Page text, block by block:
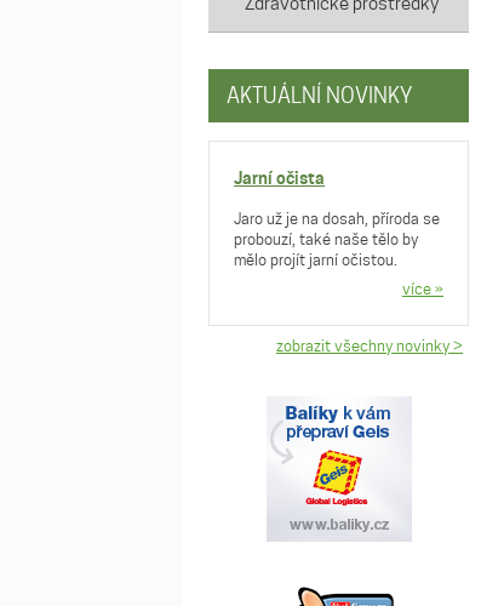
AKTUÁLNÍ NOVINKY
Jarní očista
Jaro už je na dosah, příroda se
probouzí, také naše tělo by
mělo projít jarní očistou.
více »
zobrazit všechny novinky >